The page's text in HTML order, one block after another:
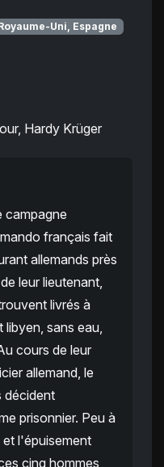
Uni, Espagne
Hardy Krüger
campagne
français fait
allemands près
leur lieutenant,
livrés à
libyen, sans eau,
cours de leur
allemand, le
décident
prisonnier. Peu à
l'épuisement
cinq hommes